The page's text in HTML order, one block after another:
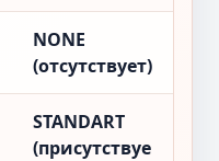
NONE
(отсутствует)
STANDART
(присутствуе